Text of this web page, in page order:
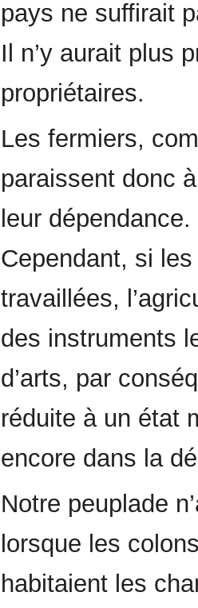
pays ne suffirait
Il n’y aurait plus
propriétaires.
Les fermiers,
paraissent donc
leur
Cependant, si
travaillées,
des instruments
d’arts, par
réduite à un état
encore dans la
Notre peuplade
lorsque les
habitaient les